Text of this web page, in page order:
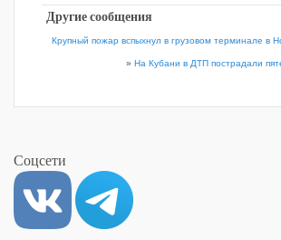
Другие сообщения
Крупный пожар вспыхнул в грузовом терминале в
» На Кубани в ДТП пострадали
Соцсети